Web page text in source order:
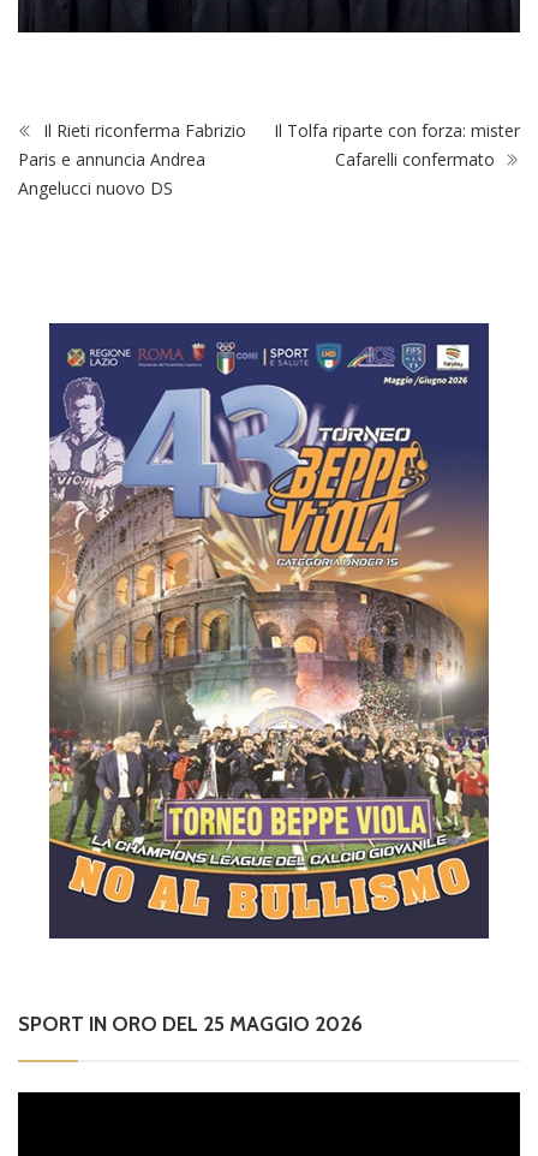
Il Rieti riconferma Fabrizio
Paris e annuncia Andrea
Angelucci nuovo DS
Il Tolfa riparte con forza: mister
Cafarelli confermato
SPORT IN ORO DEL 25 MAGGIO 2026